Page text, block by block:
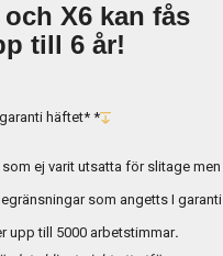
och X6 kan fås
till 6 år!
häftet* *
ej varit utsatta för slitage men
som angetts I garanti
upp till 5000 arbetstimmar.